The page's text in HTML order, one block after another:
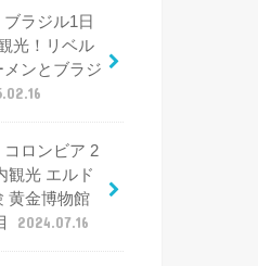
ブラジル1日
光！リベル
ンとブラジ
コロンビア 2
観光 エルド
黄金博物館
2024.07.16